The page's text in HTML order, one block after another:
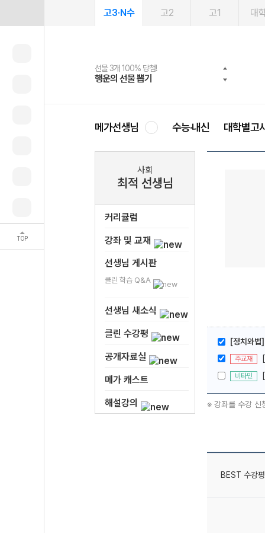
TOP
고3·N수 고2 고1 대
선물 3개 100% 당첨!
행운의 선물 뽑기
선물 100% 증정!
메가스터디 X 올리브
2027 러셀 단과
강사 공개선발
스마트러닝앱
설문 EVENT
메가패스
3일 무료 체험권
메가패스 수강생 무료혜택!
메가클럽 멤버십
사회공헌 캠페인
희망이룸 메가나눔
메가선생님 수능·내신 대학별고
사회
최적 선생님
커리큘럼
강좌 및 교재
선생님 게시판
클린 학습 Q&A
선생님 새소식
클린 수강평
공개자료실
메가 캐스트
해설강의
[정치와
주교재
비타민
※ 강좌를 수강 신
BEST 수강평